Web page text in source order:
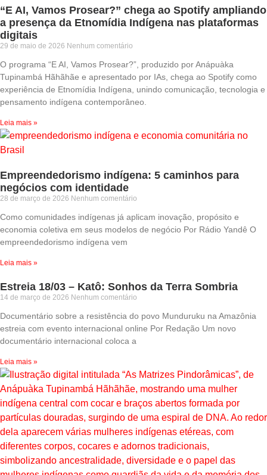
“E AI, Vamos Prosear?” chega ao Spotify ampliando
a presença da Etnomídia Indígena nas plataformas
digitais
29 de maio de 2026 Nenhum comentário
O programa “E AI, Vamos Prosear?”, produzido por Anápuàka
Tupinambá Hãhãhãe e apresentado por IAs, chega ao Spotify como
experiência de Etnomídia Indígena, unindo comunicação, tecnologia e
pensamento indígena contemporâneo.
Leia mais »
Empreendedorismo indígena: 5 caminhos para
negócios com identidade
28 de março de 2026 Nenhum comentário
Como comunidades indígenas já aplicam inovação, propósito e
economia coletiva em seus modelos de negócio Por Rádio Yandê O
empreendedorismo indígena vem
Leia mais »
Estreia 18/03 – Katô: Sonhos da Terra Sombria
14 de março de 2026 Nenhum comentário
Documentário sobre a resistência do povo Munduruku na Amazônia
estreia com evento internacional online Por Redação Um novo
documentário internacional coloca a
Leia mais »